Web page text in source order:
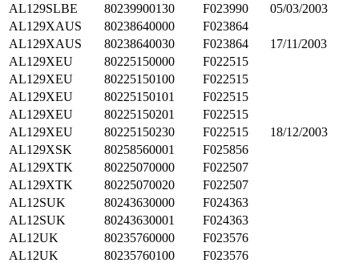
AL129SLBE
80239900130 F023990
05/03/2003
AL129XAUS
80238640000
F023864
AL129XAUS
80238640030 F023864
17/11/2003
AL129XEU
80225150000
F022515
AL129XEU
80225150100
F022515
AL129XEU
80225150101
F022515
AL129XEU
80225150201
F022515
AL129XEU
80225150230 F022515
18/12/2003
AL129XSK
80258560001
F025856
AL129XTK
80225070000
F022507
AL129XTK
80225070020
F022507
AL12SUK
80243630000
F024363
AL12SUK
80243630001
F024363
AL12UK
80235760000
F023576
AL12UK
80235760100 F023576